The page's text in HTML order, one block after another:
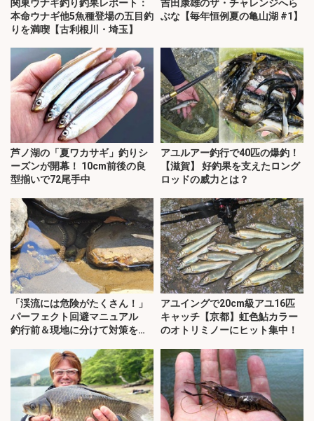
関東ウナギ釣り釣果レポート：
本命ウナギ他5魚種登場の五目釣
りを満喫【古利根川・埼玉】
吉田康雄のザ・チャレンジへら
ぶな【毎年恒例夏の亀山湖 #1】
芦ノ湖の「夏ワカサギ」釣りシ
ーズンが開幕！ 10cm前後の良
型揃いで72尾手中
アユルアー釣行で40匹の爆釣！
【滋賀】 好釣果を支えたロング
ロッドの威力とは？
「渓流には危険がたくさん！」
パーフェクト回避マニュアル
釣行前＆現地に分けて対策を解
アユイングで20cm級アユ16匹
キャッチ【京都】虹色鮎カラー
のオトリミノーにヒット集中！